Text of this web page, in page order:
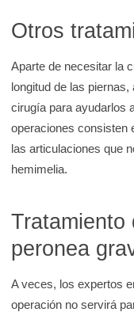
Otros
Aparte de necesitar la
longitud de las
cirugía para ayudarlos
operaciones consisten
las articulaciones que
hemimelia.
Tratamiento
peronea
A veces, los expertos
operación no servirá